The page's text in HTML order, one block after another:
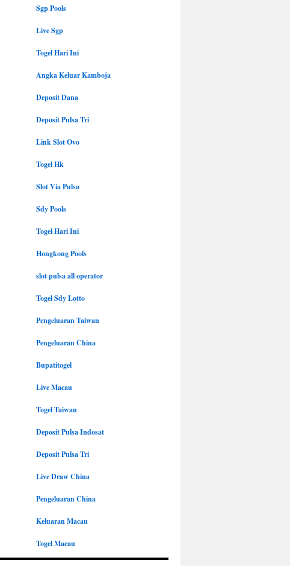
Sgp Pools
Live Sgp
Togel Hari Ini
Angka Keluar Kamboja
Deposit Dana
Deposit Pulsa Tri
Link Slot Ovo
Togel Hk
Slot Via Pulsa
Sdy Pools
Togel Hari Ini
Hongkong Pools
slot pulsa all operator
Togel Sdy Lotto
Pengeluaran Taiwan
Pengeluaran China
Bupatitogel
Live Macau
Togel Taiwan
Deposit Pulsa Indosat
Deposit Pulsa Tri
Live Draw China
Pengeluaran China
Keluaran Macau
Togel Macau